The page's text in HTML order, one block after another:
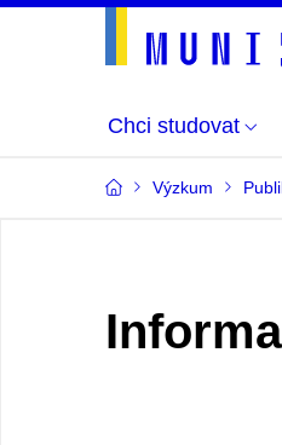
Chci studovat
Výzkum